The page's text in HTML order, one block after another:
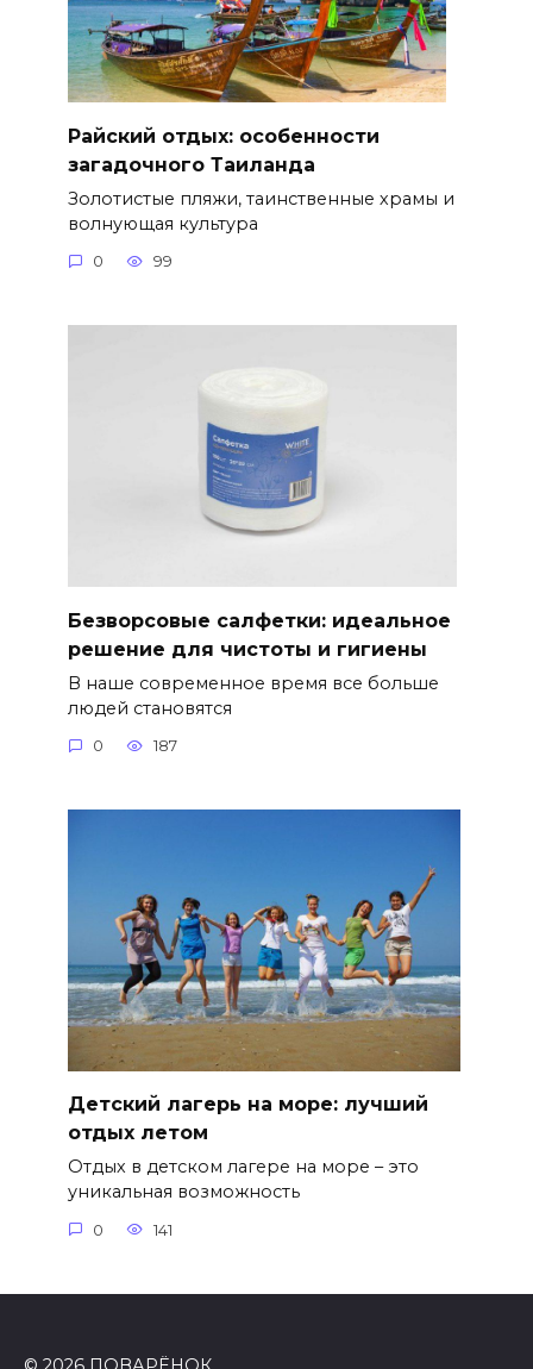
Райский отдых: особенности
загадочного Таиланда
Золотистые пляжи, таинственные храмы и
волнующая культура
0 99
Безворсовые салфетки: идеальное
решение для чистоты и гигиены
В наше современное время все больше
людей становятся
0 187
Детский лагерь на море: лучший
отдых летом
Отдых в детском лагере на море – это
уникальная возможность
0 141